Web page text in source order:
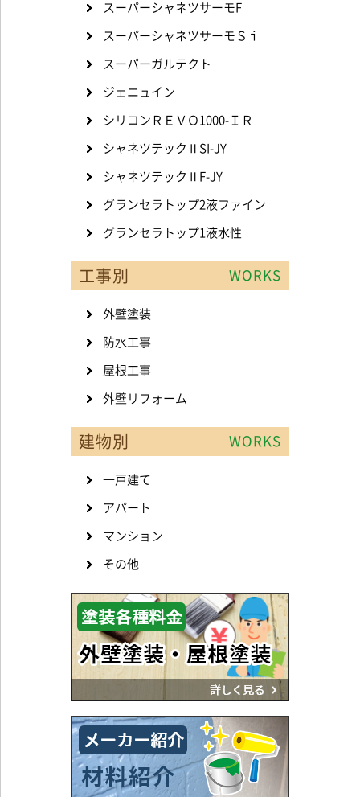
スーパーシャネツサーモF
スーパーシャネツサーモＳｉ
スーパーガルテクト
ジェニュイン
シリコンＲＥＶＯ1000-ＩＲ
シャネツテックⅡSI-JY
シャネツテックⅡF-JY
グランセラトップ2液ファイン
グランセラトップ1液水性
工事別 WORKS
外壁塗装
防水工事
屋根工事
外壁リフォーム
建物別 WORKS
一戸建て
アパート
マンション
その他